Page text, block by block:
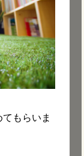
もらいま